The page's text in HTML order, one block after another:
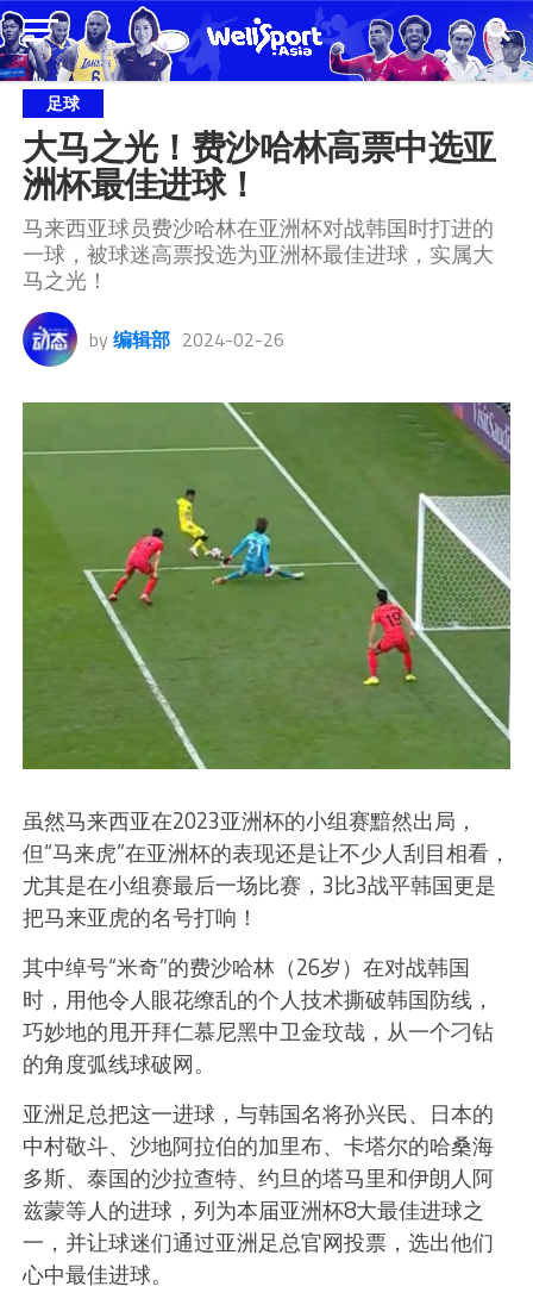
足球
大马之光！费沙哈林高票中选亚
洲杯最佳进球！
马来西亚球员费沙哈林在亚洲杯对战韩国时打进的
一球，被球迷高票投选为亚洲杯最佳进球，实属大
马之光！
by 编辑部 2024-02-26
虽然马来西亚在2023亚洲杯的小组赛黯然出局，
但“马来虎”在亚洲杯的表现还是让不少人刮目相看，
尤其是在小组赛最后一场比赛，3比3战平韩国更是
把马来亚虎的名号打响！
其中绰号“米奇”的费沙哈林（26岁）在对战韩国
时，用他令人眼花缭乱的个人技术撕破韩国防线，
巧妙地的甩开拜仁慕尼黑中卫金玟哉，从一个刁钻
的角度弧线球破网。
亚洲足总把这一进球，与韩国名将孙兴民、日本的
中村敬斗、沙地阿拉伯的加里布、卡塔尔的哈桑海
多斯、泰国的沙拉查特、约旦的塔马里和伊朗人阿
兹蒙等人的进球，列为本届亚洲杯8大最佳进球之
一，并让球迷们通过亚洲足总官网投票，选出他们
心中最佳进球。